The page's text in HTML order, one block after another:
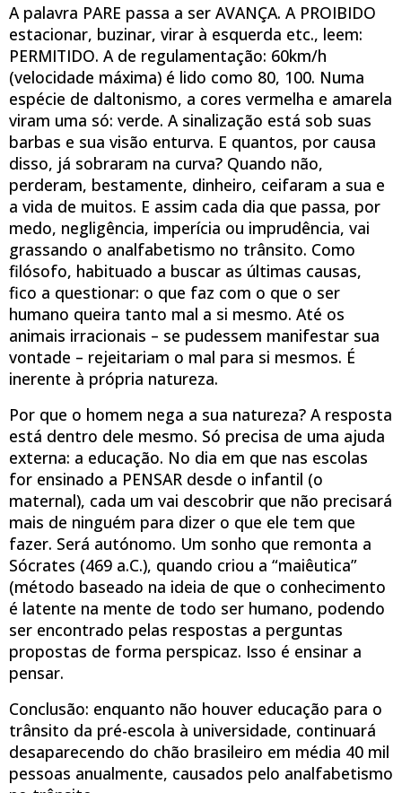
A palavra PARE passa a ser AVANÇA. A PROIBIDO
estacionar, buzinar, virar à esquerda etc., leem:
PERMITIDO. A de regulamentação: 60km/h
(velocidade máxima) é lido como 80, 100. Numa
espécie de daltonismo, a cores vermelha e amarela
viram uma só: verde. A sinalização está sob suas
barbas e sua visão enturva. E quantos, por causa
disso, já sobraram na curva? Quando não,
perderam, bestamente, dinheiro, ceifaram a sua e
a vida de muitos. E assim cada dia que passa, por
medo, negligência, imperícia ou imprudência, vai
grassando o analfabetismo no trânsito. Como
filósofo, habituado a buscar as últimas causas,
fico a questionar: o que faz com o que o ser
humano queira tanto mal a si mesmo. Até os
animais irracionais – se pudessem manifestar sua
vontade – rejeitariam o mal para si mesmos. É
inerente à própria natureza.
Por que o homem nega a sua natureza? A resposta
está dentro dele mesmo. Só precisa de uma ajuda
externa: a educação. No dia em que nas escolas
for ensinado a PENSAR desde o infantil (o
maternal), cada um vai descobrir que não precisará
mais de ninguém para dizer o que ele tem que
fazer. Será autónomo. Um sonho que remonta a
Sócrates (469 a.C.), quando criou a “maiêutica”
(método baseado na ideia de que o conhecimento
é latente na mente de todo ser humano, podendo
ser encontrado pelas respostas a perguntas
propostas de forma perspicaz. Isso é ensinar a
pensar.
Conclusão: enquanto não houver educação para o
trânsito da pré-escola à universidade, continuará
desaparecendo do chão brasileiro em média 40 mil
pessoas anualmente, causados pelo analfabetismo